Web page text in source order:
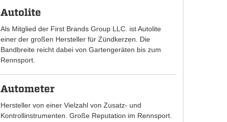
Autolite
Als Mitglied der First Brands Group LLC. ist Autolite
einer der großen Hersteller für Zündkerzen. Die
Bandbreite reicht dabei von Gartengeräten bis zum
Rennsport.
Autometer
Hersteller von einer Vielzahl von Zusatz- und
Kontrollinstrumenten. Große Reputation im Rennsport.